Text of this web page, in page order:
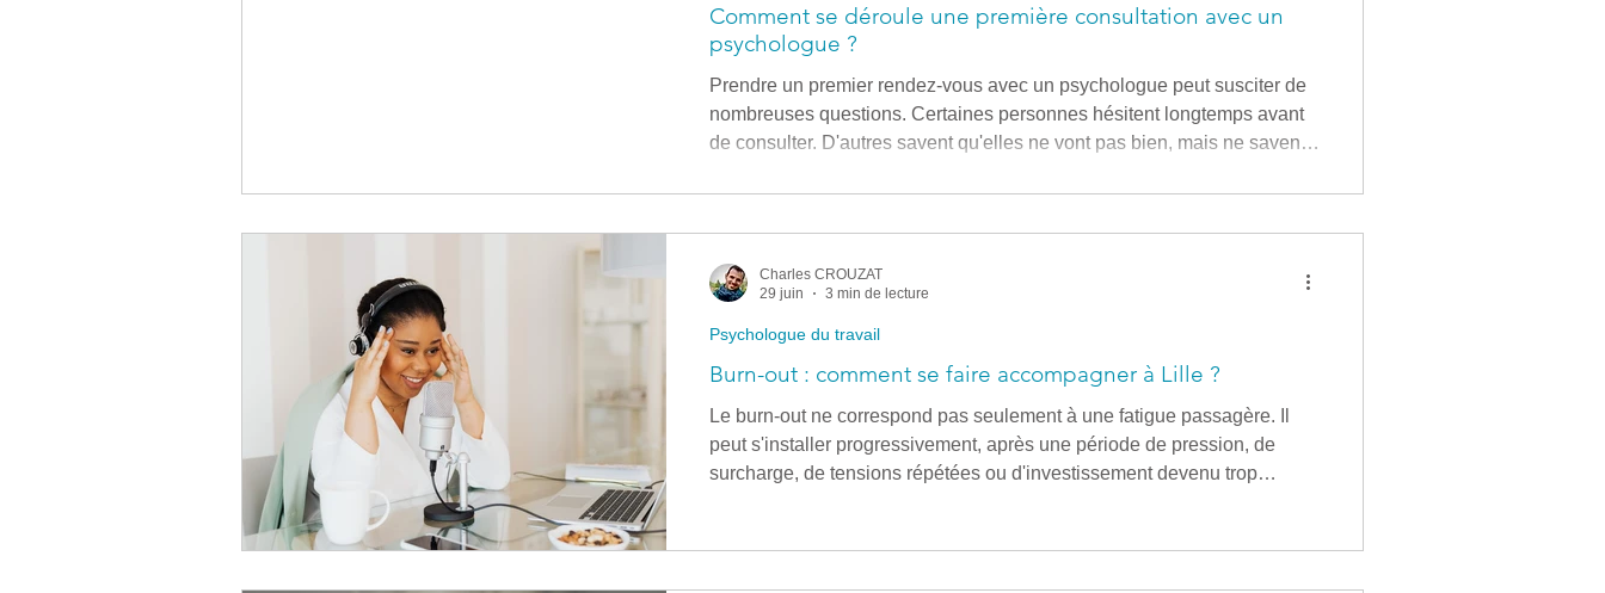
Comment se déroule une première consultation avec un
psychologue ?
Prendre un premier rendez-vous avec un psychologue peut susciter de
nombreuses questions. Certaines personnes hésitent longtemps avant
de consulter. D'autres savent qu'elles ne vont pas bien, mais ne savent
consultation n'est pas un "test" à réussir. C'est avant tout un temps
d'échange, qui permet de faire connaissance, de comprendre ce qui
Charles
Burn-out : comment se faire accompagner à Lille ?
Le burn-out ne correspond pas seulement à une fatigue passagère. Il
peut s'installer progressivement, après une période de pression, de
surcharge, de tensions répétées ou d'investissement devenu trop
Lille peut permettre de retrouver un espace de respiration, de
Psychologue du travail
Charles CROUZAT
29 juin
3 min de lecture